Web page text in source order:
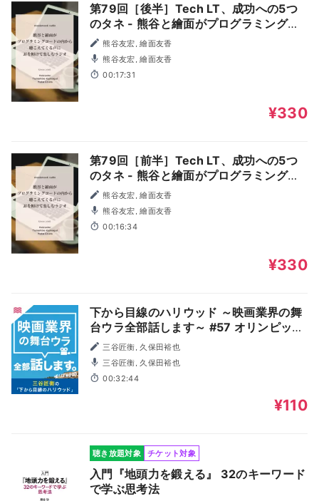
第79回［後半］Tech LT、成功への5つ
のタネ - 熊谷と繪面がプログラミングコ
ードの内から聴こえてくる声に耳を傾け
て楽しむラジオ
熊谷友宏, 繪面友香
熊谷友宏, 繪面友香
00:17:31
¥330
第79回［前半］Tech LT、成功への5つ
のタネ - 熊谷と繪面がプログラミングコ
ードの内から聴こえてくる声に耳を傾け
て楽しむラジオ
熊谷友宏, 繪面友香
熊谷友宏, 繪面友香
00:16:34
¥330
下から目線のハリウッド ～映画業界の舞
台ウラ全部話します～ #57 オリンピック
を映画的に見てみよう！五輪が感動する
「５つの要素」とは！？
三谷匠衡, 久保田裕也
三谷匠衡, 久保田裕也
00:32:44
¥110
聴き放題対象 チケット対象
入門『地頭力を鍛える』 32のキーワード
で学ぶ思考法